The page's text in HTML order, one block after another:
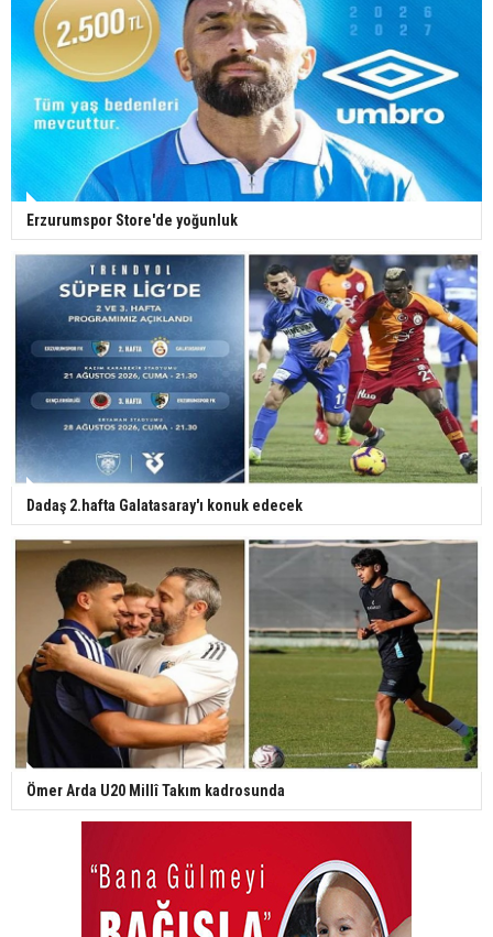
Erzurumspor Store'de yoğunluk
Dadaş 2.hafta Galatasaray'ı konuk edecek
Ömer Arda U20 Millî Takım kadrosunda